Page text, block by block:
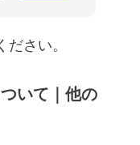
さい。
いて｜他の